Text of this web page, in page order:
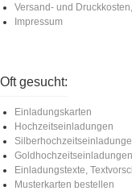
Versand- und
Impressum
Oft gesucht:
Einladungskarten
Hochzeitseinladungen
Goldhochzeitseinladungen
Einladungstexte,
Musterkarten bestellen